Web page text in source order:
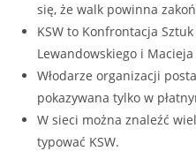
się, że walk powinna
KSW to Konfrontacja
Lewandowskiego i
Włodarze organizacji
pokazywana tylko w
W sieci można znaleźć
typować KSW.